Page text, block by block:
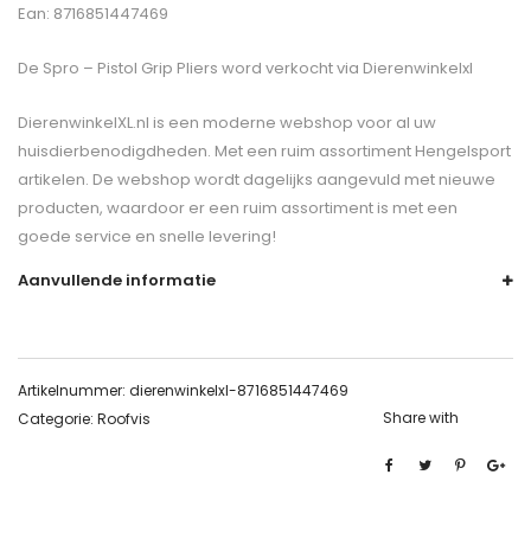
Ean: 8716851447469
De Spro – Pistol Grip Pliers word verkocht via Dierenwinkelxl
DierenwinkelXL.nl is een moderne webshop voor al uw
huisdierbenodigdheden. Met een ruim assortiment Hengelsport
artikelen. De webshop wordt dagelijks aangevuld met nieuwe
producten, waardoor er een ruim assortiment is met een
goede service en snelle levering!
Aanvullende informatie
Artikelnummer: dierenwinkelxl-8716851447469
Categorie: Roofvis Share with